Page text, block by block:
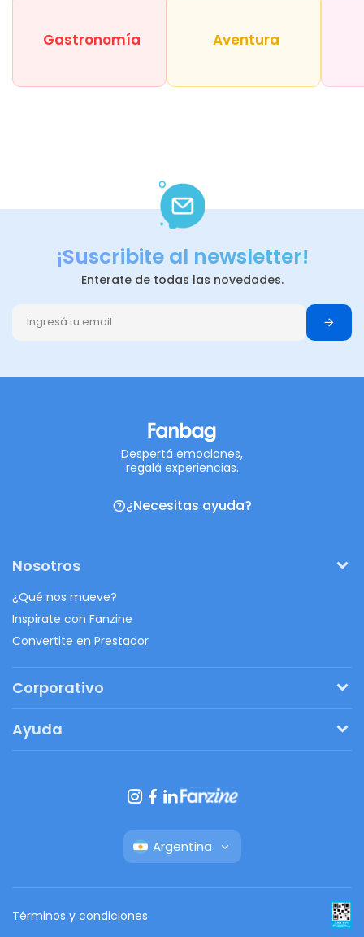
Gastronomía Aventura
¡Suscribite al newsletter!
Enterate de todas las novedades.
Despertá emociones,
regalá experiencias.
¿Necesitas ayuda?
Nosotros
¿Qué nos mueve?
Inspirate con Fanzine
Convertite en Prestador
Corporativo
Regalos originales
Ayuda
Botón de arrepentimiento
Argentina
Términos y condiciones